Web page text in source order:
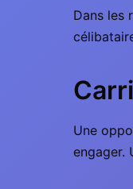
Dans les
Une
engager.